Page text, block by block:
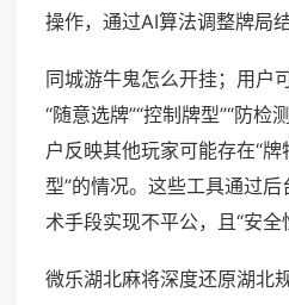
操作，通过AI算法调整牌局
同城游牛鬼怎么开挂；用户
“随意选牌”“控制牌型”“防检
户反映其他玩家可能存在“牌
型”的情况。这些工具通过
术手段实现不平公，且“安全
微乐湖北麻将深度还原湖北